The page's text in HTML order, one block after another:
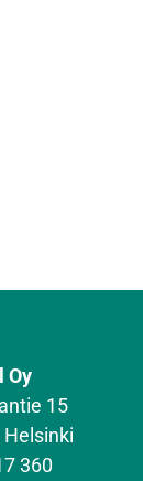
Oy
15
Helsinki
360